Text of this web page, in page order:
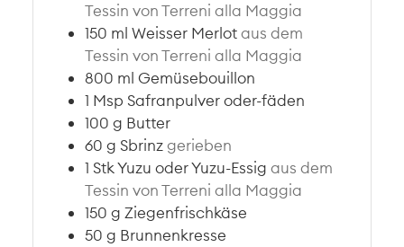
Tessin von Terreni alla Maggia
150 ml Weisser Merlotaus dem
Tessin von Terreni alla Maggia
800 ml Gemüsebouillon
1 Msp Safranpulver oder-fäden
100 g Butter
60 g Sbrinzgerieben
1 StkYuzu oder Yuzu-Essig aus dem
Tessin von Terreni alla Maggia
150 g Ziegenfrischkäse
50 g Brunnenkresse